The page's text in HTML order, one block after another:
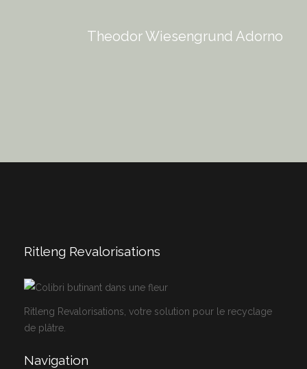
Theodor Wiesengrund Adorno
Ritleng Revalorisations
Ritleng Revalorisations, votre solution pour le recyclage
de plâtre.
Navigation